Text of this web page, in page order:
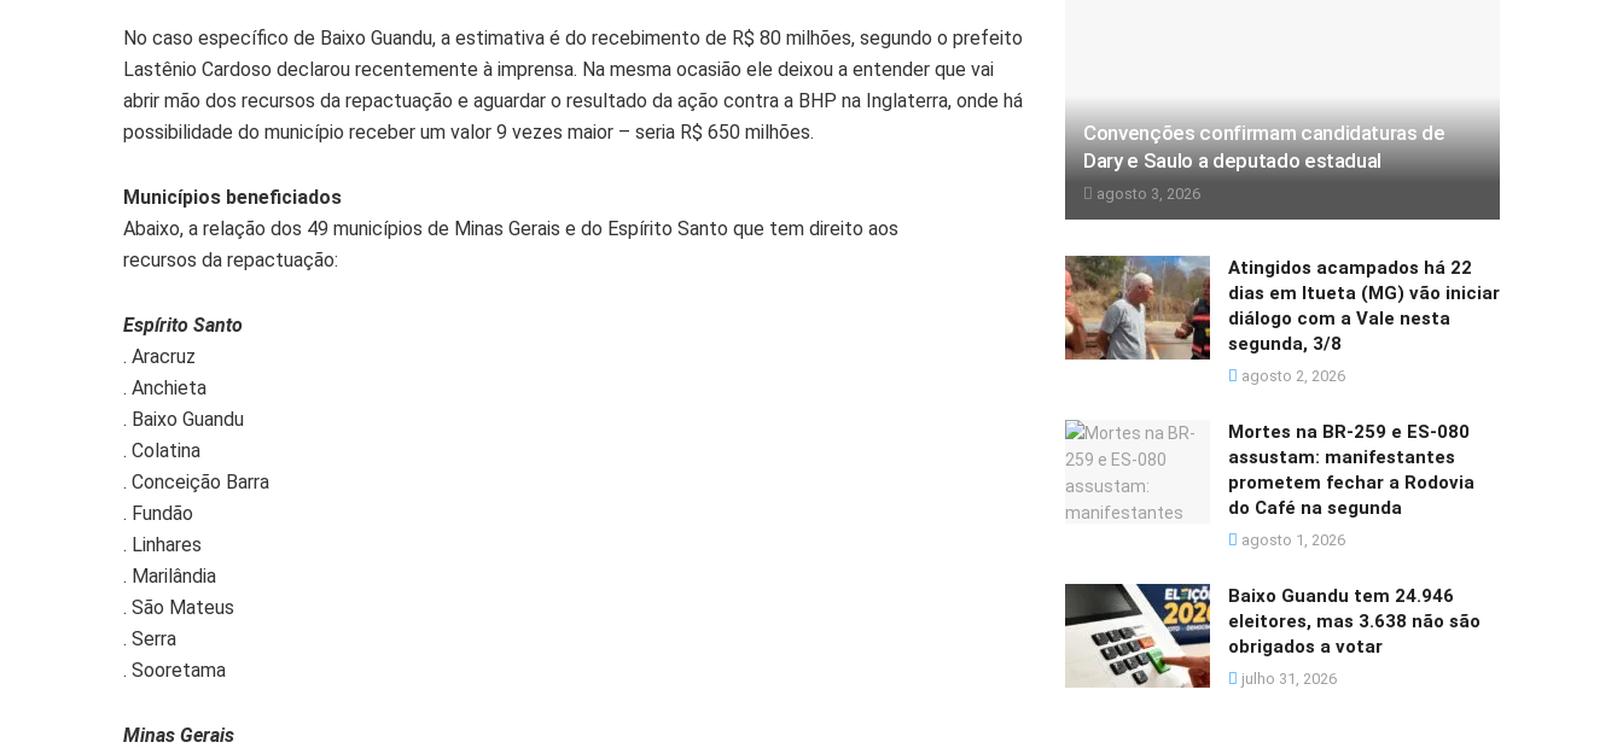
No caso específico de Baixo Guandu, a estimativa é do recebimento de R$ 80 milhões, segundo o prefeito
Lastênio Cardoso declarou recentemente à imprensa. Na mesma ocasião ele deixou a entender que vai
abrir mão dos recursos da repactuação e aguardar o resultado da ação contra a BHP na Inglaterra, onde há
possibilidade do município receber um valor 9 vezes maior – seria R$ 650 milhões.
Municípios beneficiados
Abaixo, a relação dos 49 municípios de Minas Gerais e do Espírito Santo que tem direito aos
recursos da repactuação:
Espírito Santo
. Aracruz
. Anchieta
. Baixo Guandu
. Colatina
. Conceição Barra
. Fundão
. Linhares
. Marilândia
. São Mateus
. Serra
. Sooretama
Minas Gerais
Convenções confirmam candidaturas de
Dary e Saulo a deputado estadual
agosto 3, 2026
Atingidos acampados há 22
dias em Itueta (MG) vão iniciar
diálogo com a Vale nesta
segunda, 3/8
agosto 2, 2026
Mortes na BR-259 e ES-080
assustam: manifestantes
prometem fechar a Rodovia
do Café na segunda
agosto 1, 2026
Baixo Guandu tem 24.946
eleitores, mas 3.638 não são
obrigados a votar
julho 31, 2026